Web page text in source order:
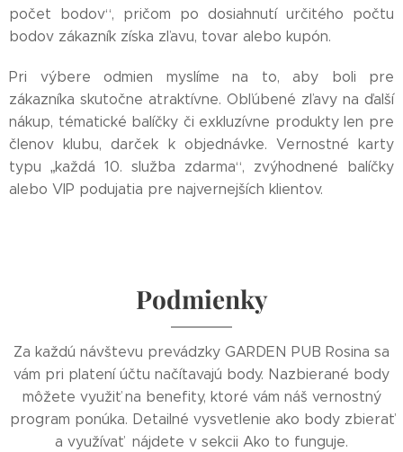
počet bodov“, pričom po dosiahnutí určitého počtu
bodov zákazník získa zľavu, tovar alebo kupón.
Pri výbere odmien myslíme na to, aby boli pre
zákazníka skutočne atraktívne. Obľúbené zľavy na ďalší
nákup, tématické balíčky či exkluzívne produkty len pre
členov klubu, darček k objednávke. Vernostné karty
typu „každá 10. služba zdarma“, zvýhodnené balíčky
alebo VIP podujatia pre najvernejších klientov.
Podmienky
Za každú návštevu prevádzky GARDEN PUB Rosina sa
vám pri platení účtu načítavajú body. Nazbierané body
môžete využiť na benefity, ktoré vám náš vernostný
program ponúka. Detailné vysvetlenie ako body zbierať
a využívať nájdete v sekcii Ako to funguje.